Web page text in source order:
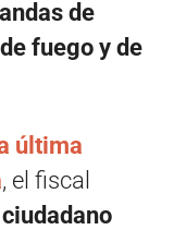
de
fuego y de
última
, el fiscal